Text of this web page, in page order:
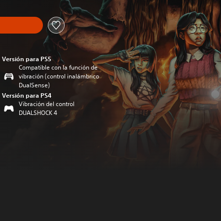
Versión para PS5
Compatible con la función de
vibración (control inalámbrico
DualSense)
Versión para PS4
Vibración del control
DUALSHOCK 4